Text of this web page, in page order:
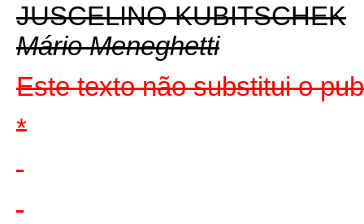
JUSCELINO KUBITSCHEK
Mário Meneghetti
Este texto não substitui o
*